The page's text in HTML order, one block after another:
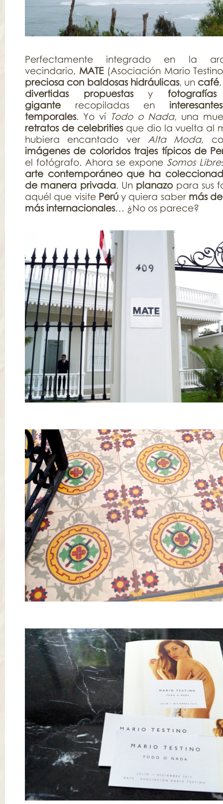
Perfectamente integrado en la
vecindario, MATE(Asociación Mario
preciosa con baldosas hidráulicas, un café
divertidas propuestasy
gigante recopiladas en
temporales. Yo ví Todo o Nada, una
retratos de celebritiesque dio la vuelta al
hubiera encantado ver Alta Moda,
imágenes de coloridos trajes típicos de
el fotógrafo. Ahora se expone Somos
arte contemporáneo que ha
de manera privada. Un planazo para sus
aquél que visite Perúy quiera saber más
más internacionales… ¿No os parece?